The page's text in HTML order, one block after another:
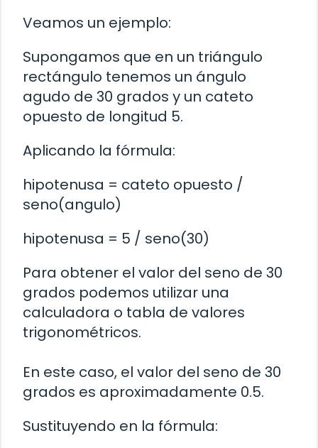
Veamos un ejemplo:
Supongamos que en un triángulo
rectángulo tenemos un ángulo
agudo de 30 grados y un cateto
opuesto de longitud 5.
Aplicando la fórmula:
hipotenusa = cateto opuesto /
seno(angulo)
hipotenusa = 5 / seno(30)
Para obtener el valor del seno de 30
grados podemos utilizar una
calculadora o tabla de valores
trigonométricos.
En este caso, el valor del seno de 30
grados es aproximadamente 0.5.
Sustituyendo en la fórmula: